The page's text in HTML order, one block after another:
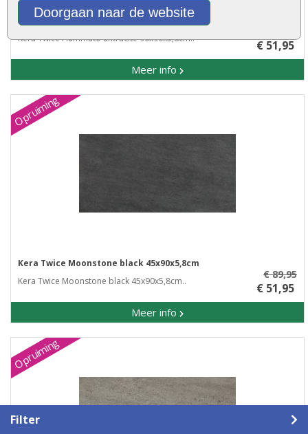
Doorgaan naar de website
Filter
Kera Twice Fiammato antracite 90x90x5,8cm
Kera Twice Fiammato antracite 90x90x5,8cm..
Meer info
€ 51,95
Opruiming
Kera Twice Moonstone black 45x90x5,8cm
Kera Twice Moonstone black 45x90x5,8cm..
Meer info
€ 89,95
€ 51,95
Opruiming